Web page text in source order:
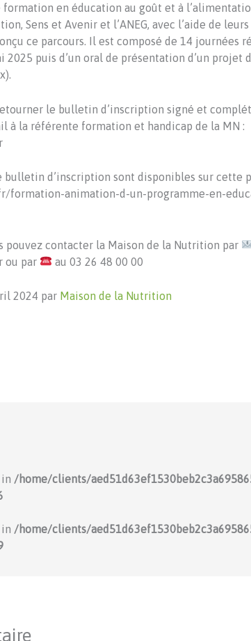
formation en éducation au goût et à
Sens et Avenir et l’ANEG, avec l’aide de
ce parcours. Il est composé de 14 journées
puis d’un oral de présentation d’un projet
le bulletin d’inscription signé et
à la référente formation et handicap de la MN :
d’inscription sont disponibles sur cette
formation-animation-d-un-programme-en-
pouvez contacter la Maison de la Nutrition par
ou par
au 03 26 48 00 00
2024 par Maison de la Nutrition
/home/clients/
/home/clients/